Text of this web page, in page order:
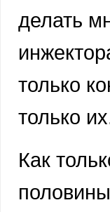
делать
только
только
Как